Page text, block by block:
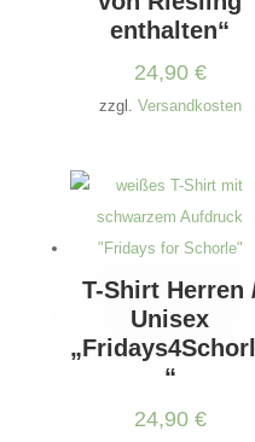
enthalten“
24,90 €
zzgl. Versandkosten
T-Shirt Herren
Unisex
“
24,90 €